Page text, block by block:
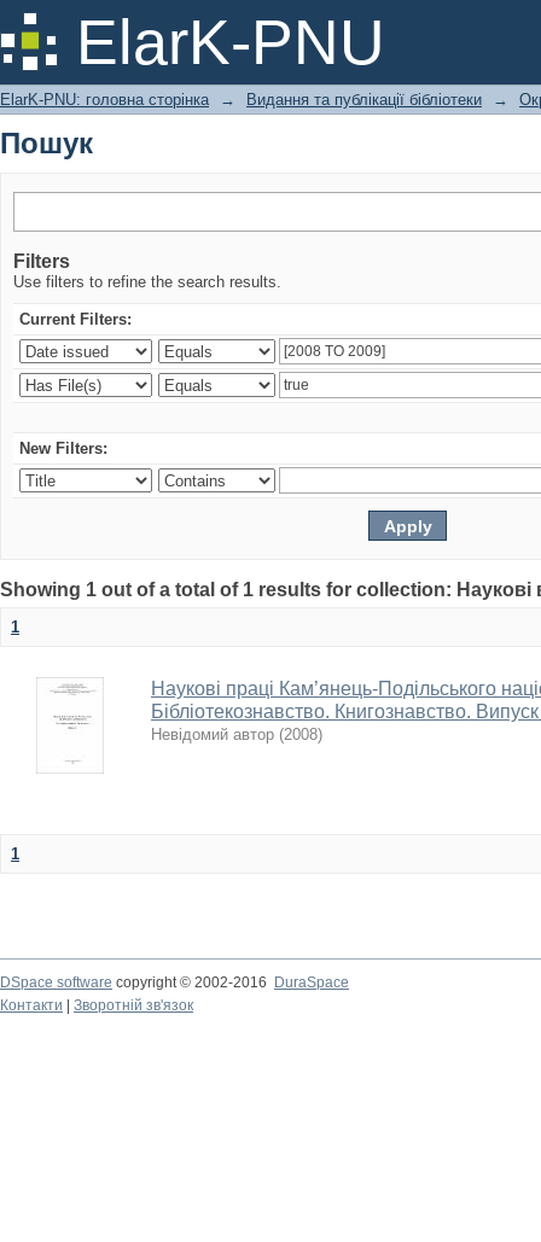
ElarK-PNU
Пошук
ElarK-PNU: головна сторінка → Видання та публікації бібліотеки →
Пошук
Filters
Use filters to refine the search results.
Current Filters:
New Filters:
Showing 1 out of a total of 1 results for collection:
1
Наукові праці Кам’янець-Подільського
Бібліотекознавство. Книгознавство.
Невідомий автор (2008)
1
DSpace software copyright © 2002-2016
DuraSpace
Контакти
Зворотній зв'язок